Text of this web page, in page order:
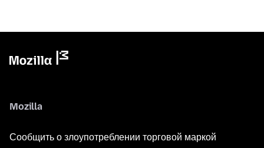
Mozilla
Сообщить о злоупотреблении торговой маркой